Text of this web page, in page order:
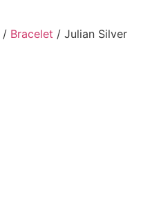
/ Bracelet / Julian Silver